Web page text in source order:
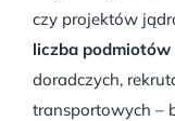
czy projektów
liczba podmiotów
doradczych,
transportowych –